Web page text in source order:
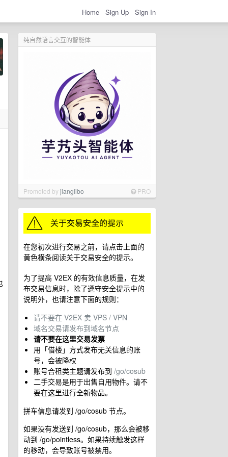
Home Sign Up Sign In
纯自然语言交互的智能体
Promoted byjianglibo PRO
在您初次进行交易之前，请点击上面的
黄色横条阅读关于交易安全的提示。
为了提高 V2EX 的有效信息质量，在发
布交易信息时，除了遵守安全提示中的
说明外，也请注意下面的规则：
请不要在 V2EX 卖 VPS / VPN
域名交易请发布到域名节点
请不要在这里交易发票
用「借楼」方式发布无关信息的账
号，会被降权
账号合租类主题请发布到 /go/cosub
二手交易是用于出售自用物件。请不
要在这里进行全新物品。
拼车信息请发到 /go/cosub 节点。
如果没有发送到 /go/cosub，那么会被移
动到 /go/pointless。如果持续触发这样
的移动，会导致账号被禁用。